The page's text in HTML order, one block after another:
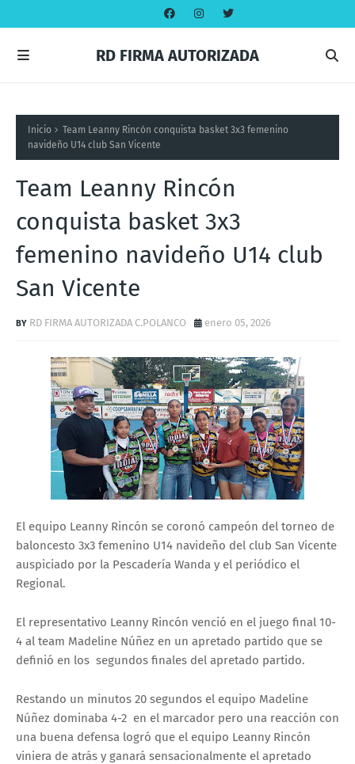
RD FIRMA AUTORIZADA
Inicio
Team Leanny Rincón conquista basket 3x3 femenino
navideño U14 club San Vicente
Team Leanny Rincón
conquista basket 3x3
femenino navideño U14 club
San Vicente
RD FIRMA AUTORIZADA C.POLANCO enero 05, 2026
El equipo Leanny Rincón se coronó campeón del torneo de
baloncesto 3x3 femenino U14 navideño del club San Vicente
auspiciado por la Pescadería Wanda y el periódico el
Regional.
El representativo Leanny Rincón venció en el juego final 10-
4 al team Madeline Núñez en un apretado partido que se
definió en los segundos finales del apretado partido.
Restando un minutos 20 segundos el equipo Madeline
Núñez dominaba 4-2 en el marcador pero una reacción con
una buena defensa logró que el equipo Leanny Rincón
viniera de atrás y ganará sensacionalmente el apretado